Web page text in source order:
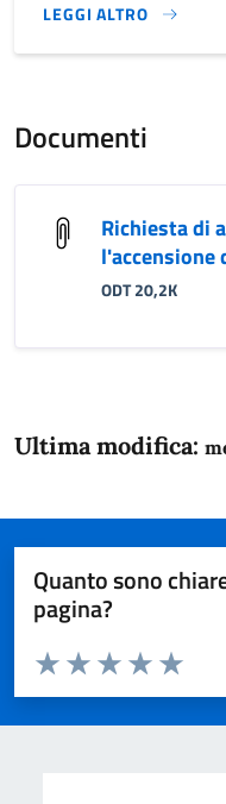
LEGGI ALTRO
}
Documenti
Richiesta di
ODT 20,2K
Ultima modifica:
Quanto sono
pagina?
Domanda
Valuta da 1 a 5 stelle la
Valuta
Valuta 4
Valuta 3 stelle
Valuta 2 stelle su 5
Valuta 1 stelle su 5